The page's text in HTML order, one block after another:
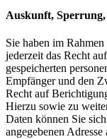
Auskunft,
Sie haben im
jederzeit das Recht
gespeicherten
Empfänger und den
Recht auf
Hierzu sowie zu
Daten können Sie
angegebenen